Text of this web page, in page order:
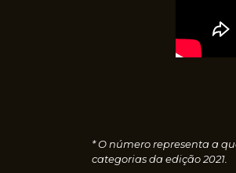
* O número representa a
categorias da edição 2021.